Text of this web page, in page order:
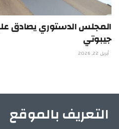
المجلس الدستوري يصادق
جيبوتي
أبريل 22, 2026
التعريف بالموقع